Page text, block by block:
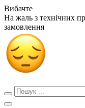
Вибачте
На жаль з технічних
замовлення